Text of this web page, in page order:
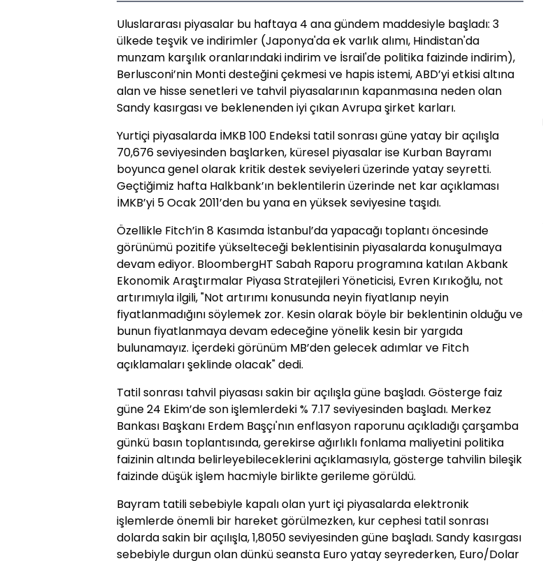
Uluslararası piyasalar bu haftaya 4 ana gündem maddesiyle başladı: 3
ülkede teşvik ve indirimler (Japonya'da ek varlık alımı, Hindistan'da
munzam karşılık oranlarındaki indirim ve İsrail'de politika faizinde indirim),
Berlusconi’nin Monti desteğini çekmesi ve hapis istemi, ABD’yi etkisi altına
alan ve hisse senetleri ve tahvil piyasalarının kapanmasına neden olan
Sandy kasırgası ve beklenenden iyi çıkan Avrupa şirket karları.
Yurtiçi piyasalarda İMKB 100 Endeksi tatil sonrası güne yatay bir açılışla
70,676 seviyesinden başlarken, küresel piyasalar ise Kurban Bayramı
boyunca genel olarak kritik destek seviyeleri üzerinde yatay seyretti.
Geçtiğimiz hafta Halkbank’ın beklentilerin üzerinde net kar açıklaması
İMKB’yi 5 Ocak 2011’den bu yana en yüksek seviyesine taşıdı.
Özellikle Fitch’in 8 Kasımda İstanbul’da yapacağı toplantı öncesinde
görünümü pozitife yükselteceği beklentisinin piyasalarda konuşulmaya
devam ediyor. BloombergHT Sabah Raporu programına katılan Akbank
Ekonomik Araştırmalar Piyasa Stratejileri Yöneticisi, Evren Kırıkoğlu, not
artırımıyla ilgili, "Not artırımı konusunda neyin fiyatlanıp neyin
fiyatlanmadığını söylemek zor. Kesin olarak böyle bir beklentinin olduğu ve
bunun fiyatlanmaya devam edeceğine yönelik kesin bir yargıda
bulunamayız. İçerdeki görünüm MB’den gelecek adımlar ve Fitch
açıklamaları şeklinde olacak" dedi.
Tatil sonrası tahvil piyasası sakin bir açılışla güne başladı. Gösterge faiz
güne 24 Ekim’de son işlemlerdeki % 7.17 seviyesinden başladı. Merkez
Bankası Başkanı Erdem Başçı'nın enflasyon raporunu açıkladığı çarşamba
günkü basın toplantısında, gerekirse ağırlıklı fonlama maliyetini politika
faizinin altında belirleyebileceklerini açıklamasıyla, gösterge tahvilin bileşik
faizinde düşük işlem hacmiyle birlikte gerileme görüldü.
Bayram tatili sebebiyle kapalı olan yurt içi piyasalarda elektronik
işlemlerde önemli bir hareket görülmezken, kur cephesi tatil sonrası
dolarda sakin bir açılışla, 1,8050 seviyesinden güne başladı. Sandy kasırgası
sebebiyle durgun olan dünkü seansta Euro yatay seyrederken, Euro/Dolar